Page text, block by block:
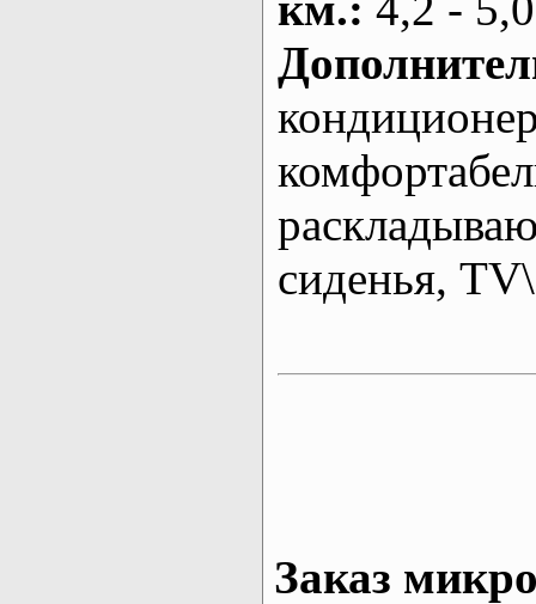
сиденья,
Заказ